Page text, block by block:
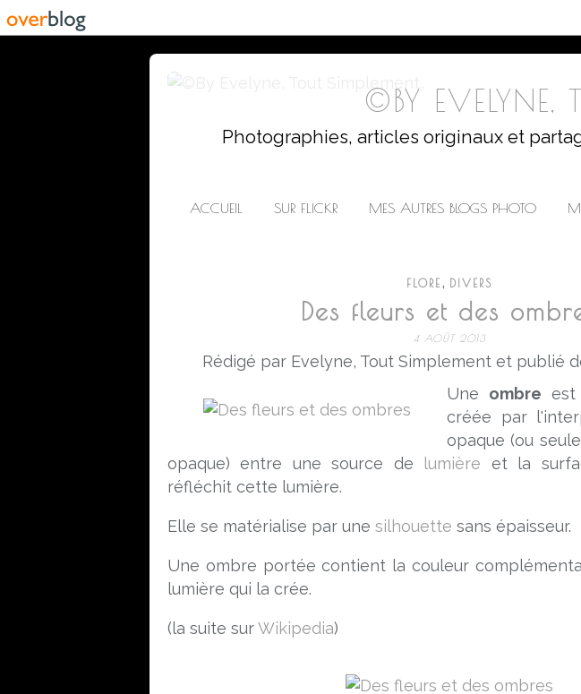
©BY EVELYNE,
Photographies, articles originaux et
ACCUEIL SUR FLICKR MES AUTRES BLOGS PHOTO
FLORE , DIVERS
Des fleurs et des
4 AOÛT 2013
Rédigé par Evelyne, Tout Simplement et publié
Une ombre est
créée par
opaque (ou
opaque) entre une source de
lumière et la
réfléchit cette lumière.
Elle se matérialise par une silhouette sans épaisseur.
Une ombre portée contient la couleur
lumière qui la crée.
(la suite surWikipedia)